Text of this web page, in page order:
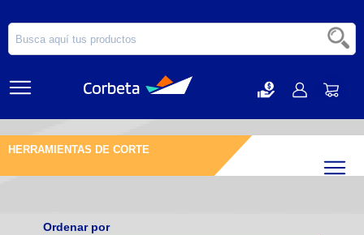
HERRAMIENTAS DE CORTE
Ordenar por